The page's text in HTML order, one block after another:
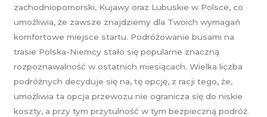
zachodniopomorski, Kujawy oraz Lubuskie w Polsce, co
umożliwia, że zawsze znajdziemy dla Twoich wymagań
komfortowe miejsce startu. Podróżowanie busami na
trasie Polska-Niemcy stało się popularne znaczną
rozpoznawalność w ostatnich miesiącach. Wielka liczba
podróżnych decyduje się na, tę opcję, z racji tego, że,
umożliwia ta opcja przewozu nie ogranicza się do niskie
koszty, a przy tym przytulność w tym bezpieczną podróż.